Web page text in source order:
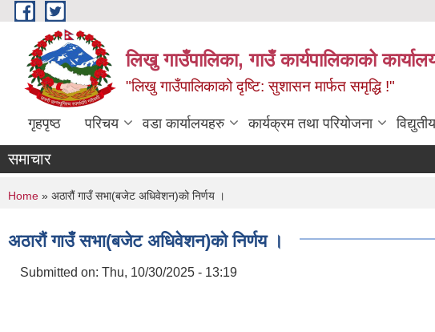
Skip to main content
लिखु गाउँपालिका, गाउँ कार्यपालिकाको
"लिखु गाउँपालिकाको दृष्टि: सुशासन मार्फत समृद्धि !"
गृहपृष्ठ परिचय वडा कार्यालयहरु कार्यक्रम तथा परियोजना
समाचार
You are here
Home » अठारौं गाउँ सभा(बजेट अधिवेशन)को निर्णय ।
अठारौं गाउँ सभा(बजेट अधिवेशन)को निर्णय ।
Submitted on: Thu, 10/30/2025 - 13:19